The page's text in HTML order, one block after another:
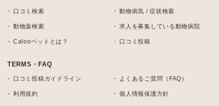
口コミ検索 動物病気 / 症状検索
動物薬検索 求人を募集している動物病院
Calooペットとは？ 口コミ投稿
TERMS・FAQ
口コミ投稿ガイドライン よくあるご質問（FAQ）
利用規約 個人情報保護方針